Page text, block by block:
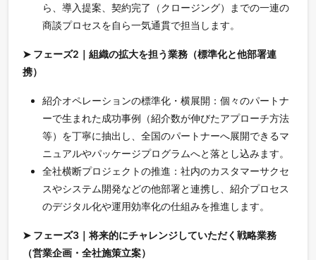
ら、導入提案、契約完了（クロージング）までの一連の
商談プロセスを自ら一気通貫で担当します。
➤ フェーズ2｜組織の拡大を担う業務（標準化と他部署連
携）
紹介オペレーションの標準化・横展開：個々のパートナ
ーで生まれた成功事例（紹介数が伸びたアプローチ方法
等）を丁寧に抽出し、全国のパートナーへ展開できるマ
ニュアルやパッケージプログラムへと落とし込みます。
全社横断プロジェクトの推進：社内のカスタマーサクセ
スやシステム開発などの他部署と連携し、紹介プロセス
のデジタル化や運用効率化の仕組みを推進します。
➤ フェーズ3｜将来的にチャレンジしていただく戦略業務
（営業企画・全社施策立案）